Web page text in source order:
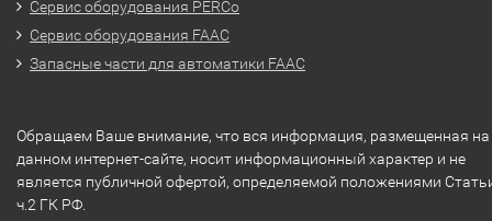
Сервис оборудования PERCo
Сервис оборудования FAAC
Запасные части для автоматики FAAC
Обращаем Ваше внимание, что вся информация, размещенная на
данном интернет-сайте, носит информационный характер и не
является публичной офертой, определяемой положениями
ч.2 ГК РФ.